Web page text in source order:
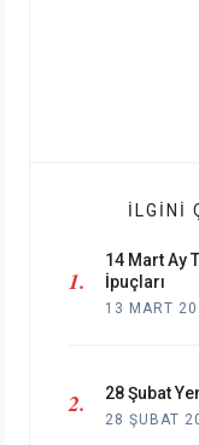
İLGINI
14 Mart Ay
İpuçları
13 MART
28 Şubat
28 ŞUBAT